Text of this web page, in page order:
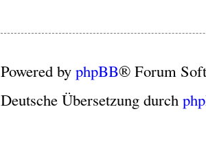
Powered byphpBB® Forum
Deutsche Übersetzung durch